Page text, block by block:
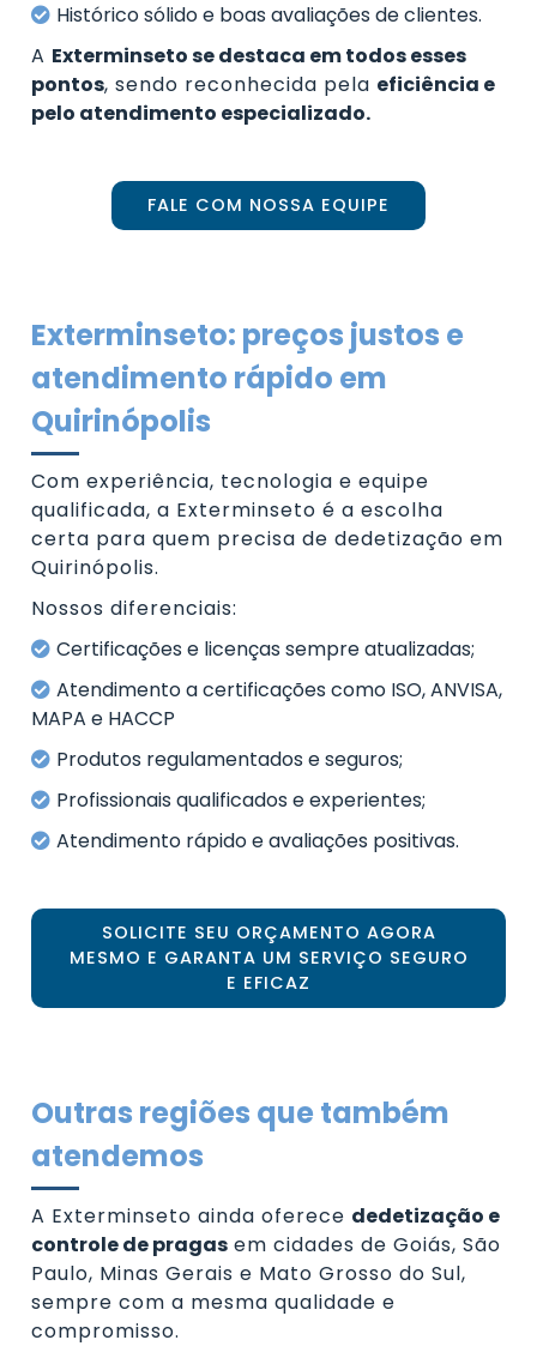
Histórico sólido e boas avaliações de clientes.
A Exterminseto se destaca em todos esses
pontos, sendo reconhecida pela eficiência e
pelo atendimento especializado.
FALE COM NOSSA EQUIPE
Exterminseto: preços justos e
atendimento rápido em
Quirinópolis
Com experiência, tecnologia e equipe
qualificada, a Exterminseto é a escolha
certa para quem precisa de dedetização em
Quirinópolis.
Nossos diferenciais:
Certificações e licenças sempre atualizadas;
Atendimento a certificações como ISO, ANVISA,
MAPA e HACCP
Produtos regulamentados e seguros;
Profissionais qualificados e experientes;
Atendimento rápido e avaliações positivas.
SOLICITE SEU ORÇAMENTO AGORA
MESMO E GARANTA UM SERVIÇO SEGURO
E EFICAZ
Outras regiões que também
atendemos
A Exterminseto ainda oferece dedetização e
controle de pragas em cidades de Goiás, São
Paulo, Minas Gerais e Mato Grosso do Sul,
sempre com a mesma qualidade e
compromisso.